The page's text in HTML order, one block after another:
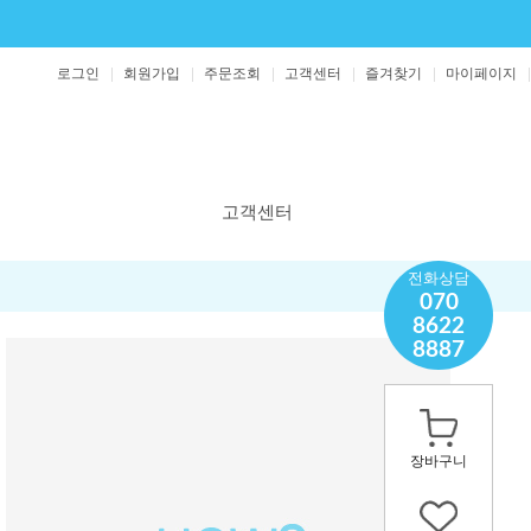
전화상담
070
8622
8887
장바구니
로그인 회원가입 주문조회 고객센터 즐겨찾기 마이페이지
고객센터